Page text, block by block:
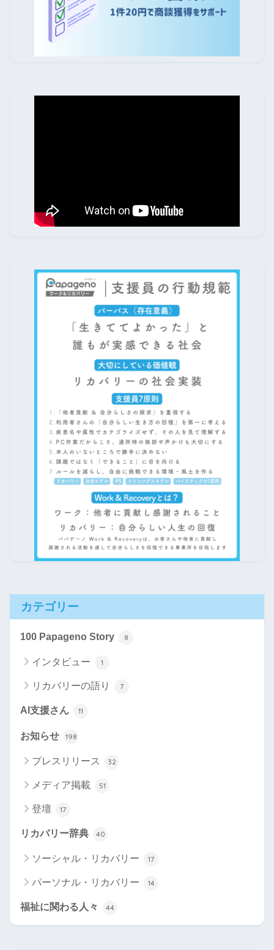
カテゴリー
100 Papageno Story 8
インタビュー 1
リカバリーの語り 7
AI支援さん 11
お知らせ 198
プレスリリース 32
メディア掲載 51
登壇 17
リカバリー辞典 40
ソーシャル・リカバリー 17
パーソナル・リカバリー 14
福祉に関わる人々 44